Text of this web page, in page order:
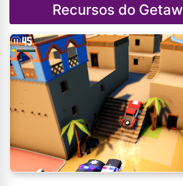
Recursos do